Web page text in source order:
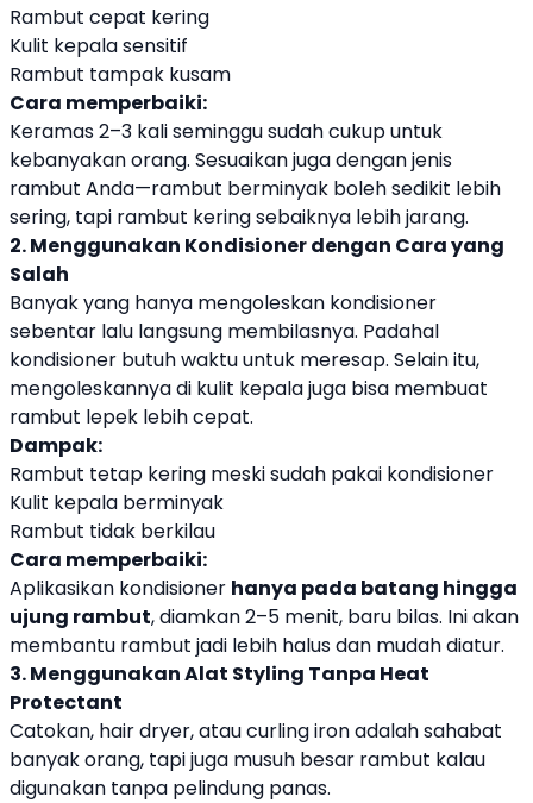
Rambut cepat kering
Kulit kepala sensitif
Rambut tampak kusam
Cara memperbaiki:
Keramas 2–3 kali seminggu sudah cukup untuk
kebanyakan orang. Sesuaikan juga dengan jenis
rambut Anda—rambut berminyak boleh sedikit lebih
sering, tapi rambut kering sebaiknya lebih jarang.
2. Menggunakan Kondisioner dengan Cara yang
Salah
Banyak yang hanya mengoleskan kondisioner
sebentar lalu langsung membilasnya. Padahal
kondisioner butuh waktu untuk meresap. Selain itu,
mengoleskannya di kulit kepala juga bisa membuat
rambut lepek lebih cepat.
Dampak:
Rambut tetap kering meski sudah pakai kondisioner
Kulit kepala berminyak
Rambut tidak berkilau
Cara memperbaiki:
Aplikasikan kondisioner hanya pada batang hingga
ujung rambut, diamkan 2–5 menit, baru bilas. Ini akan
membantu rambut jadi lebih halus dan mudah diatur.
3. Menggunakan Alat Styling Tanpa Heat
Protectant
Catokan, hair dryer, atau curling iron adalah sahabat
banyak orang, tapi juga musuh besar rambut kalau
digunakan tanpa pelindung panas.